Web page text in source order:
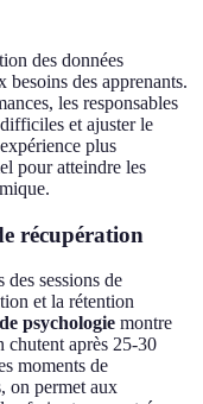
des données
besoins des apprenants.
les responsables
et ajuster le
plus
pour atteindre les
récupération
sessions de
et la rétention
psychologie montre
chutent après 25-30
moments de
on permet aux